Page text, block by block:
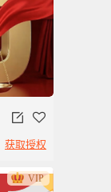
获取授权
VIP